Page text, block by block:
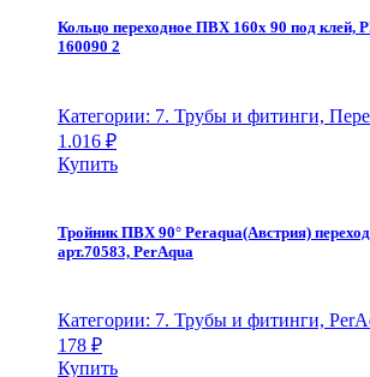
Кольцо переходное ПВХ 160х 90 под клей,
160090 2
Категории: 7. Трубы и фитинги,
1.016 ₽
Купить
Тройник ПВХ 90° Peraqua(Австрия)
арт.70583, PerAqua
Категории: 7. Трубы и фитинги,
178 ₽
Купить